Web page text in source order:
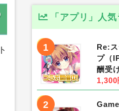
「アプリ」人
1
Re:
プ（
酬受
1,300
2